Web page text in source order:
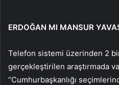
ERDOĞAN MI MANSUR
Telefon sistemi üzerinden 2
gerçekleştirilen araştırmada
“Cumhurbaşkanlığı